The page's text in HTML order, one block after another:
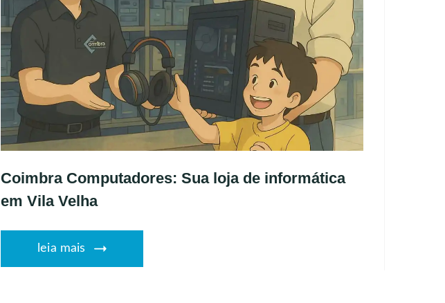
Coimbra Computadores: Sua loja de informática
em Vila Velha
leia mais